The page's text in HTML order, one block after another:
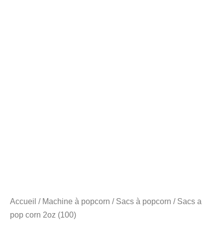
Accueil / Machine à popcorn / Sacs à popcorn / Sacs a
pop corn 2oz (100)